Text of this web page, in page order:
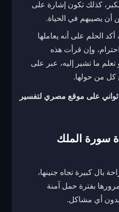
كذلك تكون إشارة على
يصيبهم في الحياة.
الحلم على أنه يعاملها
و إن قرأت هذه
تعلم ما تشير إليه، عبر على
كل من حولها.
على موقع مصري لتفسير
سورة الملك
بال كبيرة تجاه جنينها،
بفترة حمل آمنة
بدون أي مشاكل.